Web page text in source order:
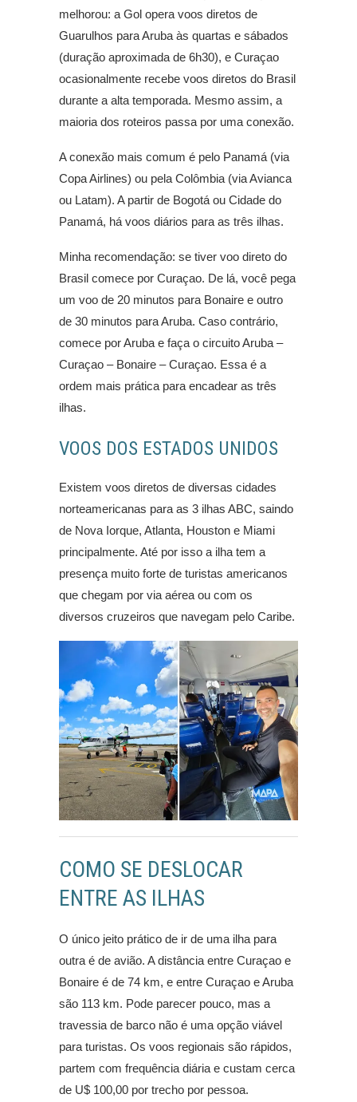
melhorou: a Gol opera voos diretos de
Guarulhos para Aruba às quartas e sábados
(duração aproximada de 6h30), e Curaçao
ocasionalmente recebe voos diretos do Brasil
durante a alta temporada. Mesmo assim, a
maioria dos roteiros passa por uma conexão.
A conexão mais comum é pelo Panamá (via
Copa Airlines) ou pela Colômbia (via Avianca
ou Latam). A partir de Bogotá ou Cidade do
Panamá, há voos diários para as três ilhas.
Minha recomendação: se tiver voo direto do
Brasil comece por Curaçao. De lá, você pega
um voo de 20 minutos para Bonaire e outro
de 30 minutos para Aruba. Caso contrário,
comece por Aruba e faça o circuito Aruba –
Curaçao – Bonaire – Curaçao. Essa é a
ordem mais prática para encadear as três
ilhas.
VOOS DOS ESTADOS UNIDOS
Existem voos diretos de diversas cidades
norteamericanas para as 3 ilhas ABC, saindo
de Nova Iorque, Atlanta, Houston e Miami
principalmente. Até por isso a ilha tem a
presença muito forte de turistas americanos
que chegam por via aérea ou com os
diversos cruzeiros que navegam pelo Caribe.
COMO SE DESLOCAR
ENTRE AS ILHAS
O único jeito prático de ir de uma ilha para
outra é de avião. A distância entre Curaçao e
Bonaire é de 74 km, e entre Curaçao e Aruba
são 113 km. Pode parecer pouco, mas a
travessia de barco não é uma opção viável
para turistas. Os voos regionais são rápidos,
partem com frequência diária e custam cerca
de U$ 100,00 por trecho por pessoa.